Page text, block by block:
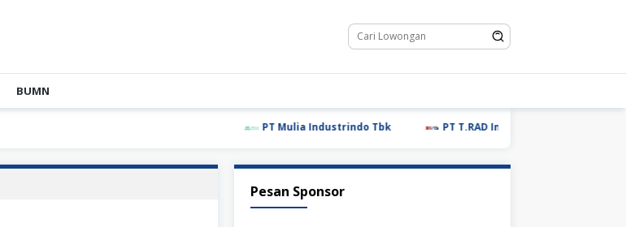
BUMN
PT Mulia Industrindo Tbk PT T.RAD Indonesia
Pesan Sponsor